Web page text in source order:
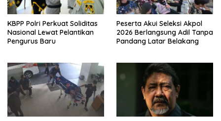
KBPP Polri Perkuat Soliditas
Nasional Lewat Pelantikan
Pengurus Baru
Peserta Akui Seleksi Akpol
2026 Berlangsung Adil Tanpa
Pandang Latar Belakang